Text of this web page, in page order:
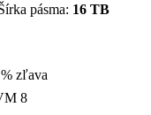
pásma: 16 TB
zľava
8